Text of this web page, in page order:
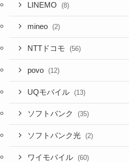
LINEMO (8)
mineo (2)
NTTドコモ (56)
povo (12)
UQモバイル (13)
ソフトバンク (35)
ソフトバンク光 (2)
ワイモバイル (60)